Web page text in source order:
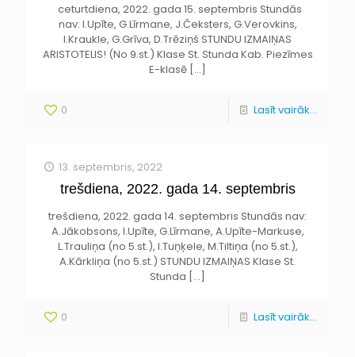
ceturtdiena, 2022. gada 15. septembris Stundās
nav: I.Upīte, G.Līrmane, J.Čeksters, G.Verovkins,
I.Kraukle, G.Grīva, D.Trēziņš STUNDU IZMAIŅAS
ARISTOTELIS! (No 9.st.) Klase St. Stunda Kab. Piezīmes
E-klasē […]
0 Lasīt vairāk...
13. septembris, 2022
trešdiena, 2022. gada 14. septembris
trešdiena, 2022. gada 14. septembris Stundās nav:
A.Jākobsons, I.Upīte, G.Līrmane, A.Upīte-Markuse,
L.Trauliņa (no 5.st.), I.Tuņķele, M.Tiltiņa (no 5.st.),
A.Kārkliņa (no 5.st.) STUNDU IZMAIŅAS Klase St.
Stunda […]
0 Lasīt vairāk...